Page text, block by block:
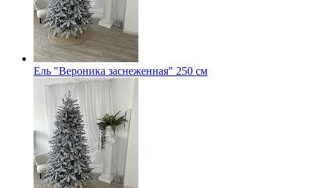
Ель "Вероника заснеженная" 250 см